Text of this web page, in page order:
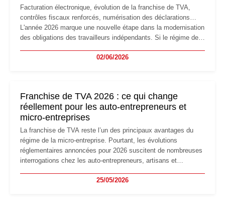
Facturation électronique, évolution de la franchise de TVA,
contrôles fiscaux renforcés, numérisation des déclarations…
L'année 2026 marque une nouvelle étape dans la modernisation
des obligations des travailleurs indépendants. Si le régime de
les auto-entrepreneurs devront s'adapter à un environnement
02/06/2026
Franchise de TVA 2026 : ce qui change
réellement pour les auto-entrepreneurs et
micro-entreprises
La franchise de TVA reste l’un des principaux avantages du
régime de la micro-entreprise. Pourtant, les évolutions
réglementaires annoncées pour 2026 suscitent de nombreuses
interrogations chez les auto-entrepreneurs, artisans et
facturation ou risque de bascule vers la TVA : les règles
25/05/2026